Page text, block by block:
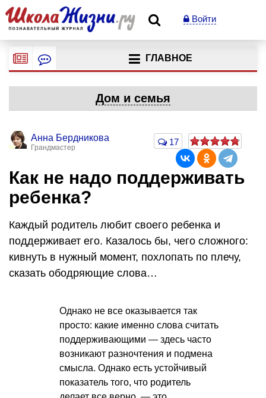
Войти
ГЛАВНОЕ
Дом и семья
Анна Бердникова
Грандмастер
17
Как не надо поддерживать
ребенка?
Каждый родитель любит своего ребенка и
поддерживает его. Казалось бы, чего сложного:
кивнуть в нужный момент, похлопать по плечу,
сказать ободряющие слова…
Однако не все оказывается так
просто: какие именно слова считать
поддерживающими — здесь часто
возникают разночтения и подмена
смысла. Однако есть устойчивый
показатель того, что родитель